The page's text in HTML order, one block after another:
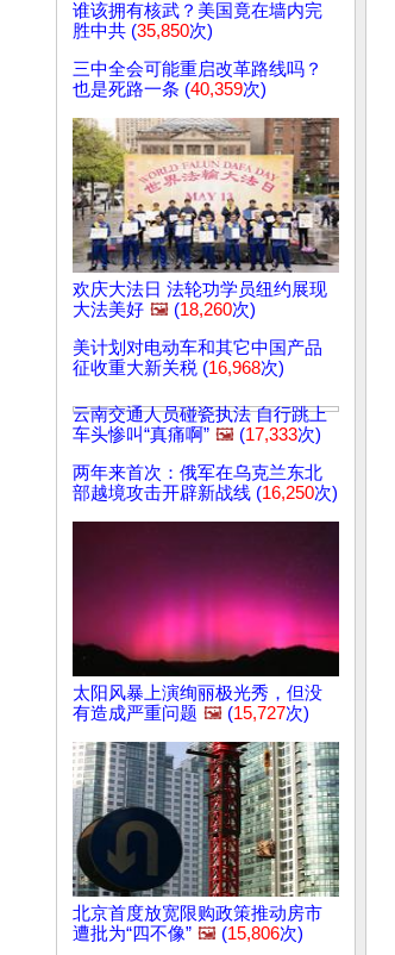
谁该拥有核武？美国竟在墙内完
胜中共 (35,850次)
三中全会可能重启改革路线吗？
也是死路一条 (40,359次)
欢庆大法日 法轮功学员纽约展现
大法美好 🖼️ (18,260次)
美计划对电动车和其它中国产品
征收重大新关税 (16,968次)
云南交通人员碰瓷执法 自行跳上
车头惨叫“真痛啊” 🖼️ (17,333次)
两年来首次：俄军在乌克兰东北
部越境攻击开辟新战线 (16,250次)
太阳风暴上演绚丽极光秀，但没
有造成严重问题 🖼️ (15,727次)
北京首度放宽限购政策推动房市
遭批为“四不像” 🖼️ (15,806次)